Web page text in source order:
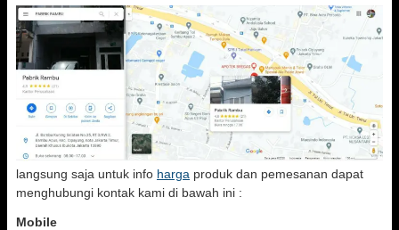
langsung saja untuk info harga produk dan pemesanan dapat
menghubungi kontak kami di bawah ini :
Mobile